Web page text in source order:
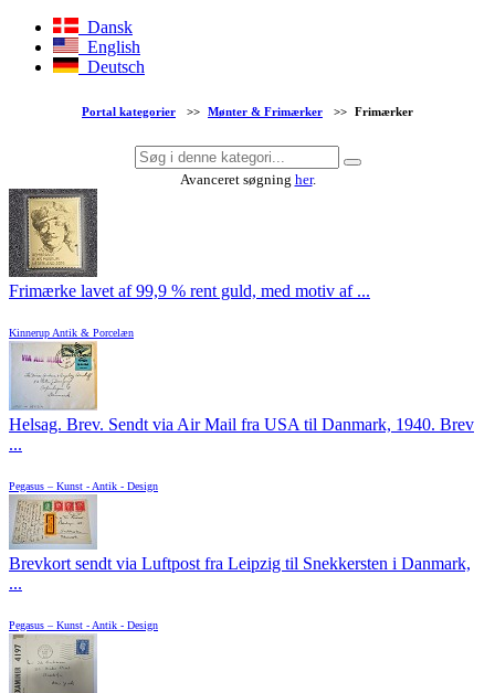
Dansk
English
Deutsch
Portal kategorier >> Mønter & Frimærker >> Frimærker
Avanceret søgning her.
Frimærke lavet af 99,9 % rent guld, med motiv af ...
Kinnerup Antik & Porcelæn
Helsag. Brev. Sendt via Air Mail fra USA til Danmark, 1940. Brev
...
Pegasus – Kunst - Antik - Design
Brevkort sendt via Luftpost fra Leipzig til Snekkersten i Danmark,
...
Pegasus – Kunst - Antik - Design